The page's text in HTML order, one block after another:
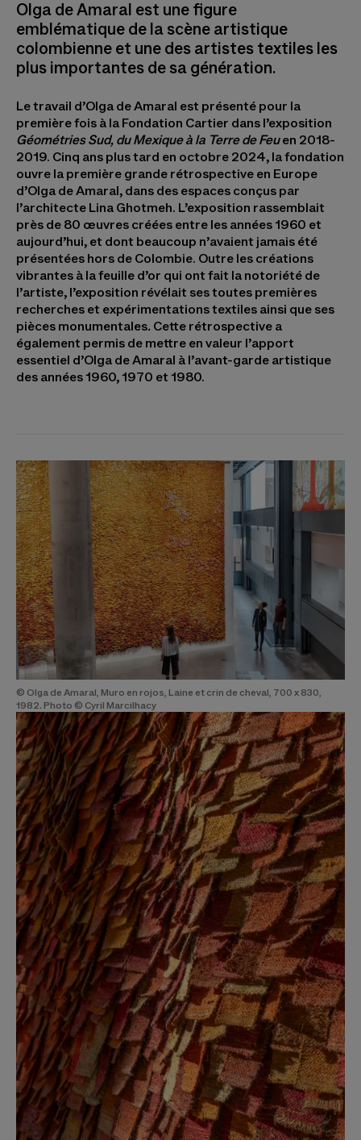
Olga de Amaral est une figure
emblématique de la scène artistique
colombienne et une des artistes textiles les
plus importantes de sa génération.
Le travail d’Olga de Amaral est présenté pour la
première fois à la Fondation Cartier dans l’exposition
Géométries Sud, du Mexique à la Terre de Feuen 2018-
2019. Cinq ans plus tard en octobre 2024, la fondation
ouvre la première grande rétrospective en Europe
d’Olga de Amaral, dans des espaces conçus par
l’architecte Lina Ghotmeh. L’exposition rassemblait
près de 80 œuvres créées entre les années 1960 et
aujourd’hui, et dont beaucoup n’avaient jamais été
présentées hors de Colombie. Outre les créations
vibrantes à la feuille d’or qui ont fait la notoriété de
l’artiste, l’exposition révélait ses toutes premières
recherches et expérimentations textiles ainsi que ses
pièces monumentales. Cette rétrospective a
également permis de mettre en valeur l’apport
essentiel d’Olga de Amaral à l’avant-garde artistique
des années 1960, 1970 et 1980.
© Olga de Amaral, Muro en rojos, Laine et crin de cheval, 700 x 830,
1982. Photo © Cyril Marcilhacy